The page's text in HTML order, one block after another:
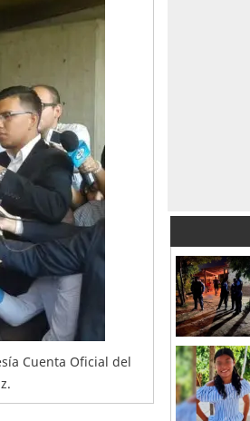
Cuenta Oficial del